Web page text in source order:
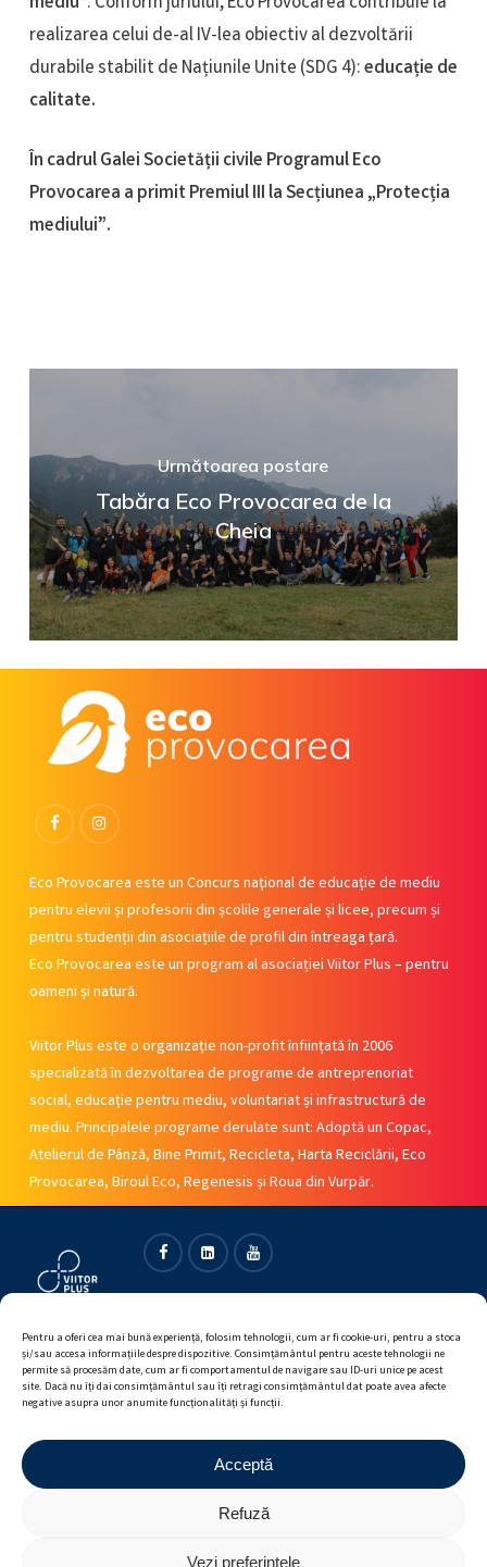
Pentru a oferi cea mai bună experiență, folosim tehnologii, cum ar fi cookie-uri, pentru a stoca
și/sau accesa informațiile despre dispozitive. Consimțământul pentru aceste tehnologii ne
permite să procesăm date, cum ar fi comportamentul de navigare sau ID-uri unice pe acest
site. Dacă nu îți dai consimțământul sau îți retragi consimțământul dat poate avea afecte
negative asupra unor anumite funcționalități și funcții.
Acceptă
Refuză
Vezi preferințele
realizarea celui de-al IV-lea obiectiv al dezvoltării
durabile stabilit de Națiunile Unite (SDG 4):educație de
calitate.
În cadrul Galei Societății civile Programul Eco
Provocarea a primitPremiul III la Secțiunea „Protecția
mediului”.
Următoarea postare
Tabăra Eco Provocarea de la
Cheia
FacebookInstagram
Eco Provocarea este un Concurs național de educație de mediu
pentru elevii și profesorii din școlile generale și licee, precum și
pentru studenții din asociațiile de profil din întreaga țară.
Eco Provocarea este un program al asociației Viitor Plus – pentru
oameni și natură.
Viitor Plus este o organizație non-profit înființată în 2006
specializată în dezvoltarea de programe de antreprenoriat
social, educație pentru mediu, voluntariat și infrastructură de
mediu. Principalele programe derulate sunt: Adoptă un Copac,
Atelierul de Pânză, Bine Primit, Recicleta, Harta Reciclării, Eco
Provocarea, Biroul Eco, Regenesis și Roua din Vurpăr.
FacebookLinkedinYoutube